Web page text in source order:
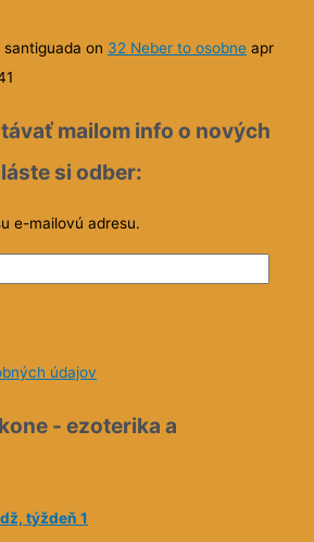
santiguada on 32 Neber to osobne apr
mailom info o nových
si odber:
e-mailovú adresu.
údajov
- ezoterika a
týždeň 1